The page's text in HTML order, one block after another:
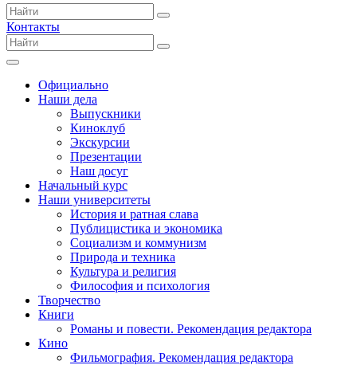
Контакты
Официально
Наши дела
Выпускники
Киноклуб
Экскурсии
Презентации
Наш досуг
Начальный курс
Наши университеты
История и ратная слава
Публицистика и экономика
Социализм и коммунизм
Природа и техника
Культура и религия
Философия и психология
Творчество
Книги
Романы и повести. Рекомендация редактора
Кино
Фильмография. Рекомендация редактора